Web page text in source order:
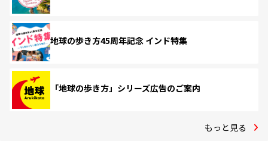
地球の歩き方45周年記念 インド特集
「地球の歩き方」シリーズ広告のご案内
もっと見る